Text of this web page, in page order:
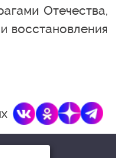
Отечества,
восстановления